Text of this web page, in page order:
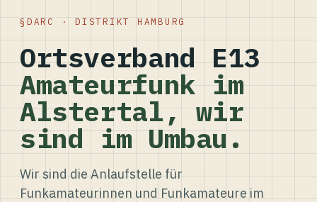
DARC · DISTRIKT HAMBURG
Ortsverband E13
Amateurfunk im
Alstertal, wir
sind im Umbau.
Wir sind die Anlaufstelle für
Funkamateurinnen und Funkamateure im